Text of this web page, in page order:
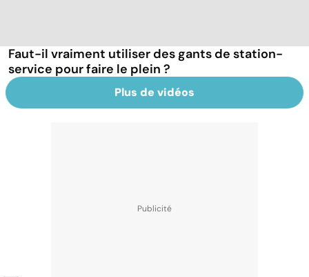
Faut-il vraiment utiliser des gants de station-
service pour faire le plein ?
Plus de vidéos